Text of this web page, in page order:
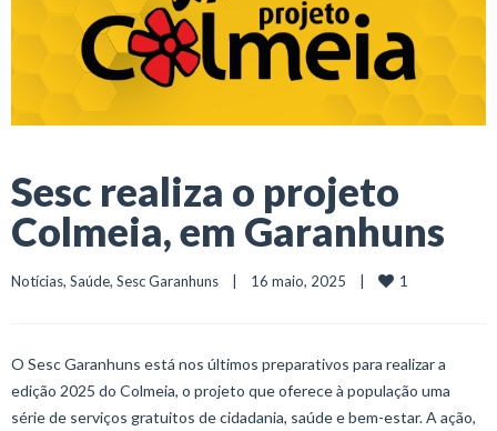
Sesc realiza o projeto
Colmeia, em Garanhuns
Notícias, Saúde, Sesc Garanhuns
    |    16 maio, 2025    |
1
O Sesc Garanhuns está nos últimos preparativos para realizar a
edição 2025 do Colmeia, o projeto que oferece à população uma
série de serviços gratuitos de cidadania, saúde e bem-estar. A ação,